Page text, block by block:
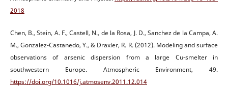
2018
Chen, B., Stein, A. F., Castell, N., de la Rosa, J. D., Sanchez de la Campa, A.
M., Gonzalez-Castanedo, Y., & Draxler, R. R. (2012). Modeling and surface
observations of arsenic dispersion from a large Cu-smelter in
southwestern Europe. Atmospheric Environment, 49.
https://doi.org/10.1016/j.atmosenv.2011.12.014